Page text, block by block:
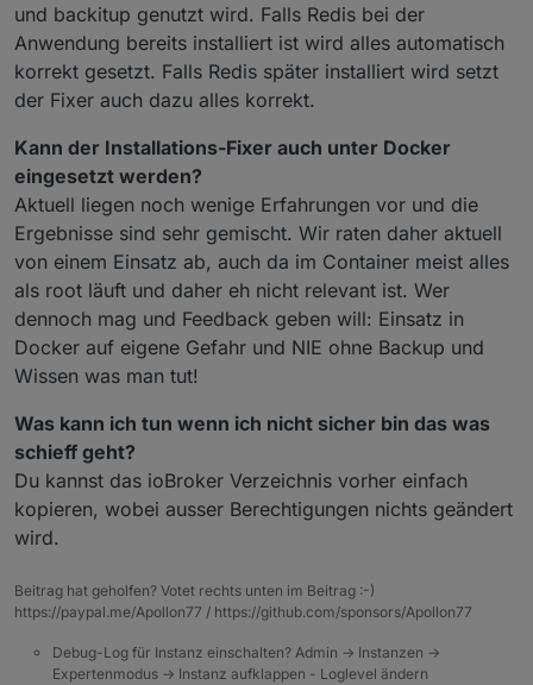
und backitup genutzt wird. Falls Redis bei der
Anwendung bereits installiert ist wird alles automatisch
korrekt gesetzt. Falls Redis später installiert wird setzt
der Fixer auch dazu alles korrekt.
Kann der Installations-Fixer auch unter Docker
eingesetzt werden?
Aktuell liegen noch wenige Erfahrungen vor und die
Ergebnisse sind sehr gemischt. Wir raten daher aktuell
von einem Einsatz ab, auch da im Container meist alles
als root läuft und daher eh nicht relevant ist. Wer
dennoch mag und Feedback geben will: Einsatz in
Docker auf eigene Gefahr und NIE ohne Backup und
Wissen was man tut!
Was kann ich tun wenn ich nicht sicher bin das was
schieff geht?
Du kannst das ioBroker Verzeichnis vorher einfach
kopieren, wobei ausser Berechtigungen nichts geändert
wird.
Beitrag hat geholfen? Votet rechts unten im Beitrag :-)
https://paypal.me/Apollon77 / https://github.com/sponsors/Apollon77
Debug-Log für Instanz einschalten? Admin -> Instanzen ->
Expertenmodus -> Instanz aufklappen - Loglevel ändern